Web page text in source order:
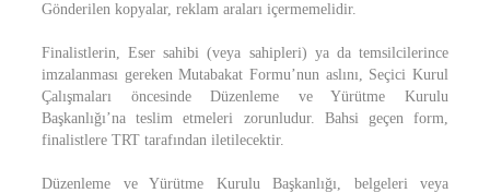
Gönderilen kopyalar, reklam araları içermemelidir.
Finalistlerin, Eser sahibi (veya sahipleri) ya da temsilcilerince
imzalanması gereken Mutabakat Formu’nun aslını, Seçici Kurul
Çalışmaları öncesinde Düzenleme ve Yürütme Kurulu
Başkanlığı’na teslim etmeleri zorunludur. Bahsi geçen form,
finalistlere TRT tarafından iletilecektir.
Düzenleme ve Yürütme Kurulu Başkanlığı, belgeleri veya